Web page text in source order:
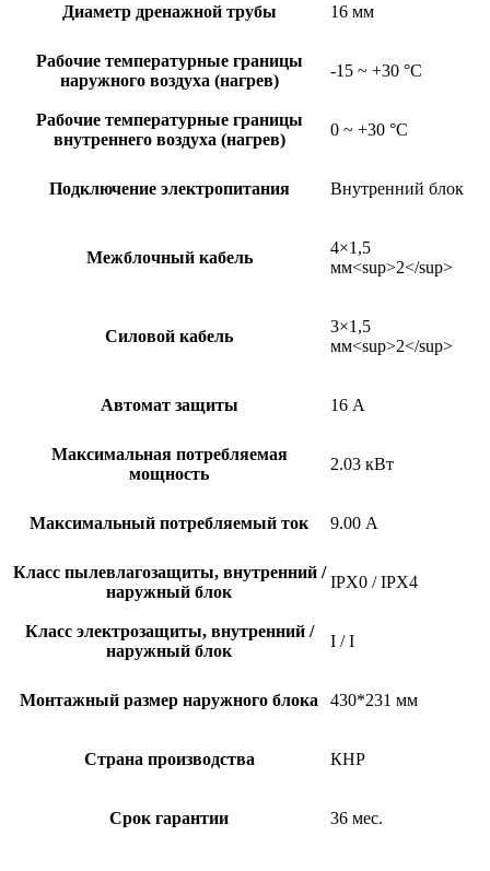
Диаметр дренажной трубы 16 мм
Рабочие температурные границы
наружного воздуха (нагрев)
-15 ~ +30 °C
Рабочие температурные границы
внутреннего воздуха (нагрев)
0 ~ +30 °C
Подключение электропитания Внутренний блок
Межблочный кабель
4×1,5
мм<sup>2</sup>
Силовой кабель
3×1,5
мм<sup>2</sup>
Автомат защиты 16 А
Максимальная потребляемая
мощность
2.03 кВт
Максимальный потребляемый ток 9.00 А
Класс пылевлагозащиты, внутренний /
наружный блок
IPX0 / IPX4
Класс электрозащиты, внутренний /
наружный блок
I / I
Монтажный размер наружного блока 430*231 мм
Страна производства КНР
Срок гарантии 36 мес.